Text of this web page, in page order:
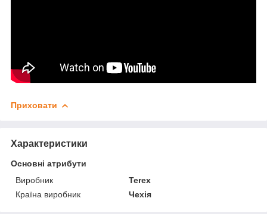
Приховати
Характеристики
Основні атрибути
Виробник
Terex
Країна виробник
Чехія